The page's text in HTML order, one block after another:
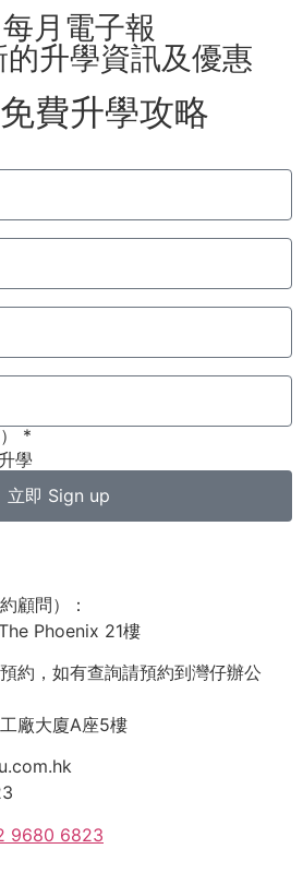
月電子報
升學資訊及優惠
費升學攻略​
*
學
立即 Sign up
顧問）：
Phoenix 21樓
約，如有查詢請預約到灣仔辦公
廠大廈A座5樓
9680 6823